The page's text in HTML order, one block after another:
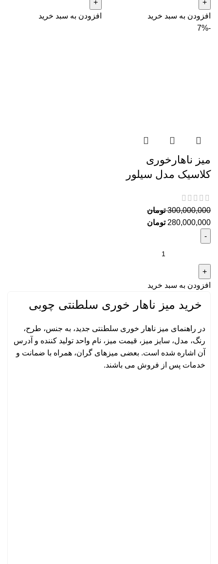
افزودن به سبد خرید
افزودن به سبد خرید
-7%
میز ناهارخوری
کلاسیک مدل سیلور
300,000,000 تومان
280,000,000 تومان
افزودن به سبد خرید
خرید میز ناهار خوری سلطنتی چوبی
در راهنمای میز ناهار خوری سلطنتی جدید، به جنس، طرح،
رنگ، مدل، سایز میز، قیمت میز، نام واحد تولید کننده و آدرس
آن اشاره شده است. بعضی میزهای گران، همراه با ضمانت و
خدمات پس از فروش می باشند.